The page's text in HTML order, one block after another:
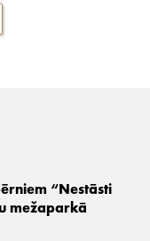
“Nestāsti
mežaparkā